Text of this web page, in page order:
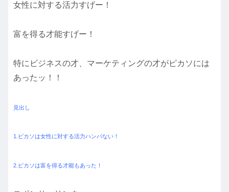
女性に対する活力すげー！
富を得る才能すげー！
特にビジネスの才、マーケティングの才がピカソには
あったッ！！
見出し
1.ピカソは女性に対する活力ハンパない！
2.ピカソは富を得る才能もあった！